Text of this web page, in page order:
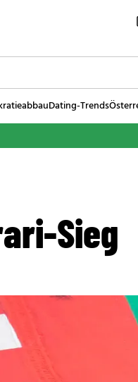
Dating-Trends
Sieg